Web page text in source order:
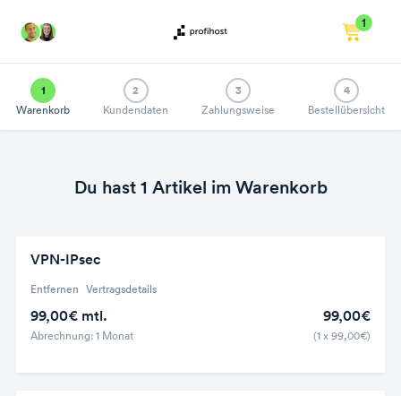
1
1
Warenkorb
2
Kundendaten
3
Zahlungsweise
4
Bestellübersicht
Du hast 1 Artikel im Warenkorb
VPN-IPsec
Entfernen Vertragsdetails
99,00€ mtl.
Abrechnung: 1 Monat
99,00€
(1 x 99,00€)